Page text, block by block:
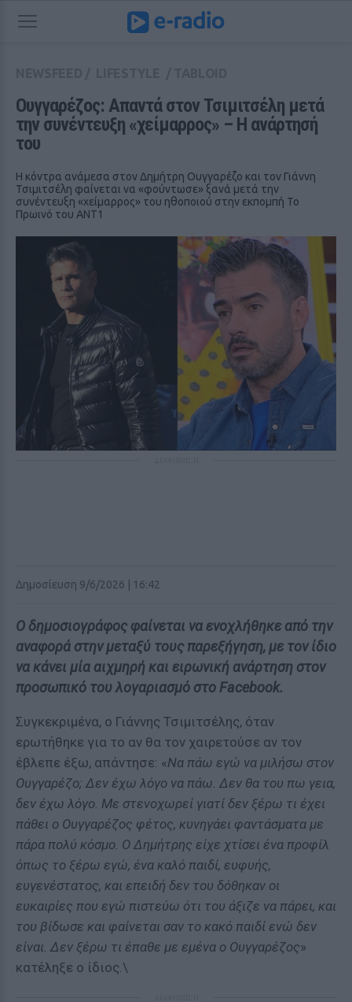
Ουγγαρέζος: Απαντά στον Τσιμιτσέλη μετά
την συνέντευξη «χείμαρρος» – Η ανάρτησή
του
Η κόντρα ανάμεσα στον Δημήτρη Ουγγαρέζο και τον Γιάννη
Τσιμιτσέλη φαίνεται να «φούντωσε» ξανά μετά την
συνέντευξη «χείμαρρος» του ηθοποιού στην εκπομπή Το
Πρωινό του ΑΝΤ1
Δημοσίευση 9/6/2026 | 16:42
Ο δημοσιογράφος φαίνεται να ενοχλήθηκε από την
αναφορά στην μεταξύ τους παρεξήγηση, με τον ίδιο
να κάνει μία αιχμηρή και ειρωνική ανάρτηση στον
προσωπικό του λογαριασμό στο Facebook.
Συγκεκριμένα, ο Γιάννης Τσιμιτσέλης, όταν
ερωτήθηκε για το αν θα τον χαιρετούσε αν τον
έβλεπε έξω, απάντησε: «Να πάω εγώ να μιλήσω στον
Ουγγαρέζο; Δεν έχω λόγο να πάω. Δεν θα του πω γεια,
δεν έχω λόγο. Με στενοχωρεί γιατί δεν ξέρω τι έχει
πάθει ο Ουγγαρέζος φέτος, κυνηγάει φαντάσματα με
πάρα πολύ κόσμο. Ο Δημήτρης είχε χτίσει ένα προφίλ
όπως το ξέρω εγώ, ένα καλό παιδί, ευφυής,
ευγενέστατος, και επειδή δεν του δόθηκαν οι
ευκαιρίες που εγώ πιστεύω ότι του άξιζε να πάρει, και
του βίδωσε και φαίνεται σαν το κακό παιδί ενώ δεν
είναι. Δεν ξέρω τι έπαθε με εμένα ο Ουγγαρέζος»
κατέληξε ο ίδιος.\